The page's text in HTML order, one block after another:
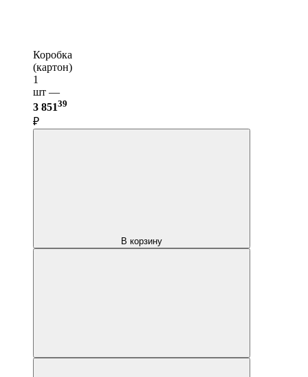
Коробка
(картон)
1
шт —
3 85139
₽
В корзину